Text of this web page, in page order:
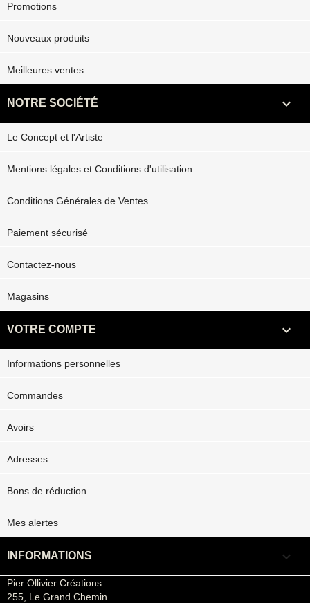
Promotions
Nouveaux produits
Meilleures ventes
NOTRE SOCIÉTÉ 
Le Concept et l'Artiste
Mentions légales et Conditions d'utilisation
Conditions Générales de Ventes
Paiement sécurisé
Contactez-nous
Magasins
VOTRE COMPTE 
Informations personnelles
Commandes
Avoirs
Adresses
Bons de réduction
Mes alertes
INFORMATIONS keyboard_arrow_down
Pier Ollivier Créations
255, Le Grand Chemin